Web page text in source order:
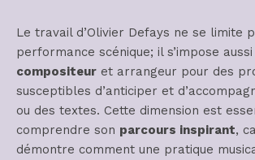
Le travail d’Olivier Defays ne se limite
performance scénique; il s’impose
compositeur et arrangeur pour des
susceptibles d’anticiper et
ou des textes. Cette dimension est
comprendre son parcours inspirant,
démontre comment une pratique